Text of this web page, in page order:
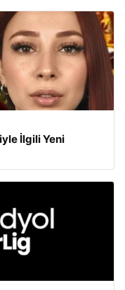
İlgili Yeni